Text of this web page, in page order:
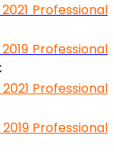
Professional
Professional
Professional
Professional